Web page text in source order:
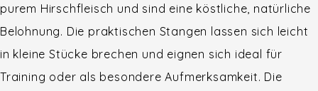
purem Hirschfleisch und sind eine köstliche, natürliche
Belohnung. Die praktischen Stangen lassen sich leicht
in kleine Stücke brechen und eignen sich ideal für
Training oder als besondere Aufmerksamkeit. Die